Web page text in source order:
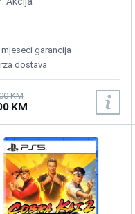
mjeseci garancija
dostava
KM
KM